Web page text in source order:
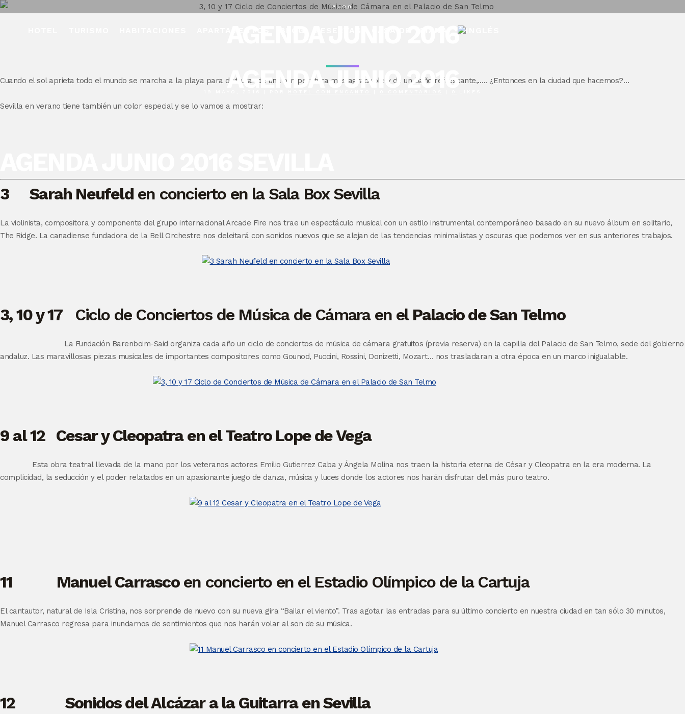
AGENDA JUNIO 2016
BLOG
AGENDA JUNIO 2016
Cuando el sol aprieta todo el mundo se marcha a la playa para disfrutar de una temperatura más agradable y de un baño refrescante,….. ¿Entonces en la ciudad que hacemos?…
Sevilla en verano tiene también un color especial y se lo vamos a mostrar:
3 Sarah Neufelden concierto en la Sala Box Sevilla
La violinista, compositora y componente del grupo internacional Arcade Fire nos trae un espectáculo musical con un estilo instrumental contemporáneo basado en su nuevo álbum en solitario,
The Ridge. La canadiense fundadora de la Bell Orchestre nos deleitará con sonidos nuevos que se alejan de las tendencias minimalistas y oscuras que podemos ver en sus anteriores trabajos.
3, 10 y 17Ciclo de Conciertos de Música de Cámara en el Palacio de San Telmo
La Fundación Barenboim-Said organiza cada año un ciclo de conciertos de música de cámara gratuitos (previa reserva) en la capilla del Palacio de San Telmo, sede del gobierno
andaluz. Las maravillosas piezas musicales de importantes compositores como Gounod, Puccini, Rossini, Donizetti, Mozart… nos trasladaran a otra época en un marco inigualable.
9 al 12 Cesar y Cleopatra en el Teatro Lope de Vega
Esta obra teatral llevada de la mano por los veteranos actores Emilio Gutierrez Caba y Ángela Molina nos traen la historia eterna de César y Cleopatra en la era moderna. La
complicidad, la seducción y el poder relatados en un apasionante juego de danza, música y luces donde los actores nos harán disfrutar del más puro teatro.
11 Manuel Carrascoen concierto en el Estadio Olímpico de la Cartuja
El cantautor, natural de Isla Cristina, nos sorprende de nuevo con su nueva gira “Bailar el viento”. Tras agotar las entradas para su último concierto en nuestra ciudad en tan sólo 30 minutos,
Manuel Carrasco regresa para inundarnos de sentimientos que nos harán volar al son de su música.
12 Sonidos del Alcázar a la Guitarra en Sevilla